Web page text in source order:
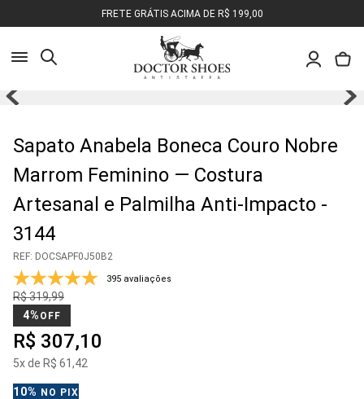
FRETE GRÁTIS ACIMA DE R$ 199,00
Pesquisa
Sapato Anabela Boneca Couro Nobre
Marrom Feminino — Costura
Artesanal e Palmilha Anti-Impacto -
3144
REF: DOCSAPF0J50B2
395 avaliações
R$319,99
4% OFF
R$ 307,10
5x de R$ 61 ,42
10% NO PIX